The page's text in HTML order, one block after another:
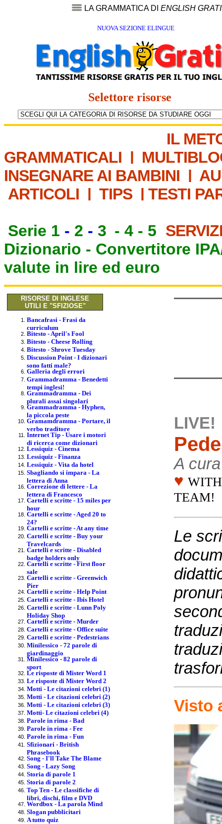
LA GRAMMATICA DI ENGLISH
NUOVA SEZIONE ELINGUE
Selettore risorse
IL
GRAMMATICALI |
INSEGNARE AI BAMBINI |
ARTICOLI | TIPS | TESTI
Serie 1 - 2 - 3 - 4 - 5
Dizionario - Convertitore
valute in lire ed euro
RISORSE DI INGLESE
UTILI E "SFIZIOSE"
Bancafrasi - Frasi da
curriculum
Bitesto - April's Fool
Bitesto - Cheese Rolling
Bitesto - Shrove Tuesday
Discussion Point - I dizionari
sono fatti male?
Galleria degli errori
Grammadramma - Benedetti
tempi inglesi!
Grammadramma - Dei
plurali assai singolari
Grammadramma - Hyphen,
la piccola peste
Gramamdramma - Portare, il
verbo traditore
Internet Tip - Usare i motori
di ricerca come dizionari
Lessiquiz - Cinema
Lessiquiz - Finanza
Lessiquiz - Vita da hotel
Sbagliando si impara - La
lettera di Anna
Correzione di lettere - La
lettera di Francesco
Cartelli e scritte - 15 miles per
hour
Cartelli e scritte - Aged 20 to
24?
Cartelli e scritte - At any time
Cartelli e scritte - Buy your
Travelcards
Cartelli e scritte - Disabled
badge holders only
Cartelli e scritte - First floor
sale
Cartelli e scritte - Greenwich
Pier
Cartelli e scritte - Help Point
Cartelli e scritte - Ibis Hotel
Cartelli e scritte - Lunn Poly
Holiday Shop
Cartelli e scritte - Murder
Cartelli e scritte - Office suite
Cartelli e scritte - Pedestrians
Minilessico - 72 parole di
giardinaggio
Minilessico - 82 parole di
sport
Le risposte di Mister Word 1
Le risposte di Mister Word 2
Motti - Le citazioni celebri (1)
Motti - Le citazioni celebri (2)
Motti - Le citazioni celebri (3)
Motti- Le citazioni celebri (4)
Parole in rima - Bad
Parole in rima - Fee
Parole in rima - Fun
Sfizionari - British
Phrasebook
Song - I'll Take The Blame
Song - Lazy Song
Storia di parole 1
Storia di parole 2
Top Ten - Le classifiche di
libri, dischi, film e DVD
Wordbox - La parola Mind
Slogan pubblicitari
A tutto quiz
LIVE!
A
♥
TEAM!
Le
Visto